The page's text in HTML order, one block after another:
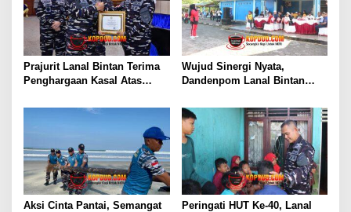
Prajurit Lanal Bintan Terima
Penghargaan Kasal Atas
Penyelundupan Narkotika
Wujud Sinergi Nyata,
Dandenpom Lanal Bintan
2026 di Tanjungpinang
Aksi Cinta Pantai, Semangat
Peringati HUT Ke-40, Lanal